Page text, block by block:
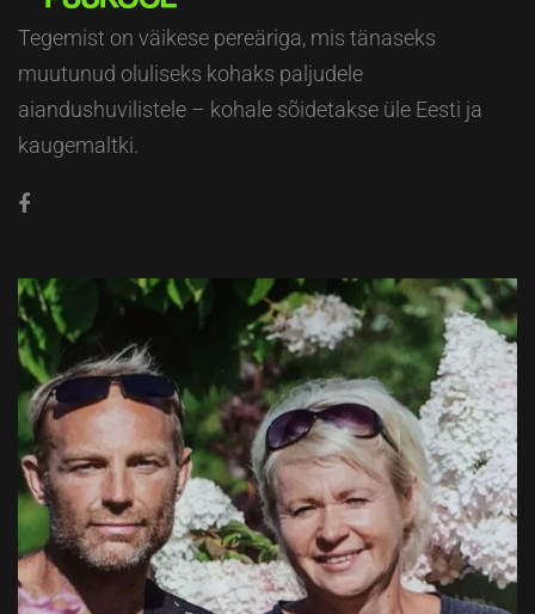
Tegemist on väikese pereäriga, mis tänaseks
muutunud oluliseks kohaks paljudele
aiandushuvilistele – kohale sõidetakse üle Eesti ja
kaugemaltki.